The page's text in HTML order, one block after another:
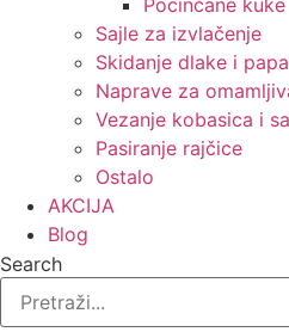
Sajle za izvlačenje
Skidanje dlake i
Naprave za
Vezanje kobasica i
Pasiranje rajčice
Ostalo
AKCIJA
Blog
Search